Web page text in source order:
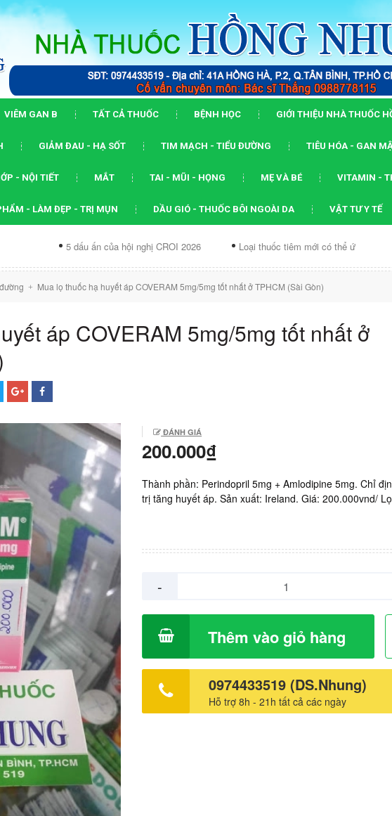
VIÊM GAN B TẤT CẢ THUỐC BỆNH HỌC GIỚI THIỆU NHÀ THUỐC
GIẢM ĐAU - HẠ SỐT TIM MẠCH - TIỂU ĐƯỜNG TIÊU HÓA - GAN
- NỘI TIẾT MẮT TAI - MŨI - HỌNG MẸ VÀ BÉ VITAMIN -
- LÀM ĐẸP - TRỊ MỤN DẦU GIÓ - THUỐC BÔI NGOÀI DA VẬT TƯ Y TẾ
5 dấu ấn của hội nghị CROI 2026 Loại thuốc tiêm mới có thể ức chế...
+ Mua lọ thuốc hạ huyết áp COVERAM 5mg/5mg tốt nhất ở TPHCM (Sài Gòn)
áp COVERAM 5mg/5mg tốt nhất ở
ĐÁNH GIÁ
200.000₫
Thành phần: Perindopril 5mg + Amlodipine 5mg. Chỉ
trị tăng huyết áp. Sản xuất: Ireland. Giá: 200.000vnd/
-
Thêm vào giỏ hàng
0974433519 (DS.Nhung)
Hỗ trợ 8h - 21h tất cả các ngày